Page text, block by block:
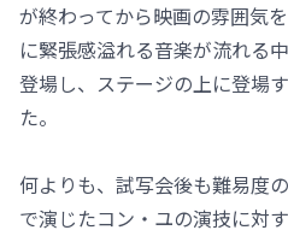
が終わってから映画の雰囲気
に緊張感溢れる音楽が流れる
登場し、ステージの上に登場
た。
何よりも、試写会後も難易度
で演じたコン・ユの演技に対